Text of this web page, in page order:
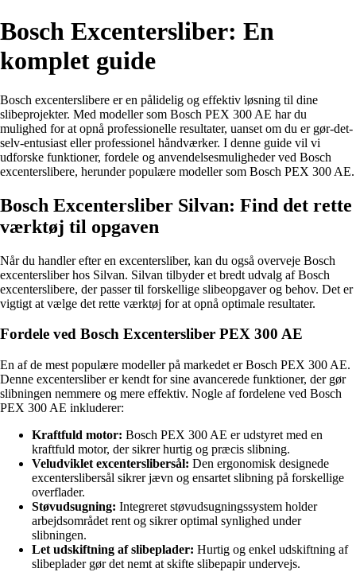
Bosch Excentersliber: En
komplet guide
Bosch excenterslibere er en pålidelig og effektiv løsning til dine
slibeprojekter. Med modeller som Bosch PEX 300 AE har du
mulighed for at opnå professionelle resultater, uanset om du er gør-det-
selv-entusiast eller professionel håndværker. I denne guide vil vi
udforske funktioner, fordele og anvendelsesmuligheder ved Bosch
excenterslibere, herunder populære modeller som Bosch PEX 300 AE.
Bosch Excentersliber Silvan: Find det rette
værktøj til opgaven
Når du handler efter en excentersliber, kan du også overveje Bosch
excentersliber hos Silvan. Silvan tilbyder et bredt udvalg af Bosch
excenterslibere, der passer til forskellige slibeopgaver og behov. Det er
vigtigt at vælge det rette værktøj for at opnå optimale resultater.
Fordele ved Bosch Excentersliber PEX 300 AE
En af de mest populære modeller på markedet er Bosch PEX 300 AE.
Denne excentersliber er kendt for sine avancerede funktioner, der gør
slibningen nemmere og mere effektiv. Nogle af fordelene ved Bosch
PEX 300 AE inkluderer:
Kraftfuld motor: Bosch PEX 300 AE er udstyret med en
kraftfuld motor, der sikrer hurtig og præcis slibning.
Veludviklet excenterslibersål: Den ergonomisk designede
excenterslibersål sikrer jævn og ensartet slibning på forskellige
overflader.
Støvudsugning: Integreret støvudsugningssystem holder
arbejdsområdet rent og sikrer optimal synlighed under
slibningen.
Let udskiftning af slibeplader: Hurtig og enkel udskiftning af
slibeplader gør det nemt at skifte slibepapir undervejs.